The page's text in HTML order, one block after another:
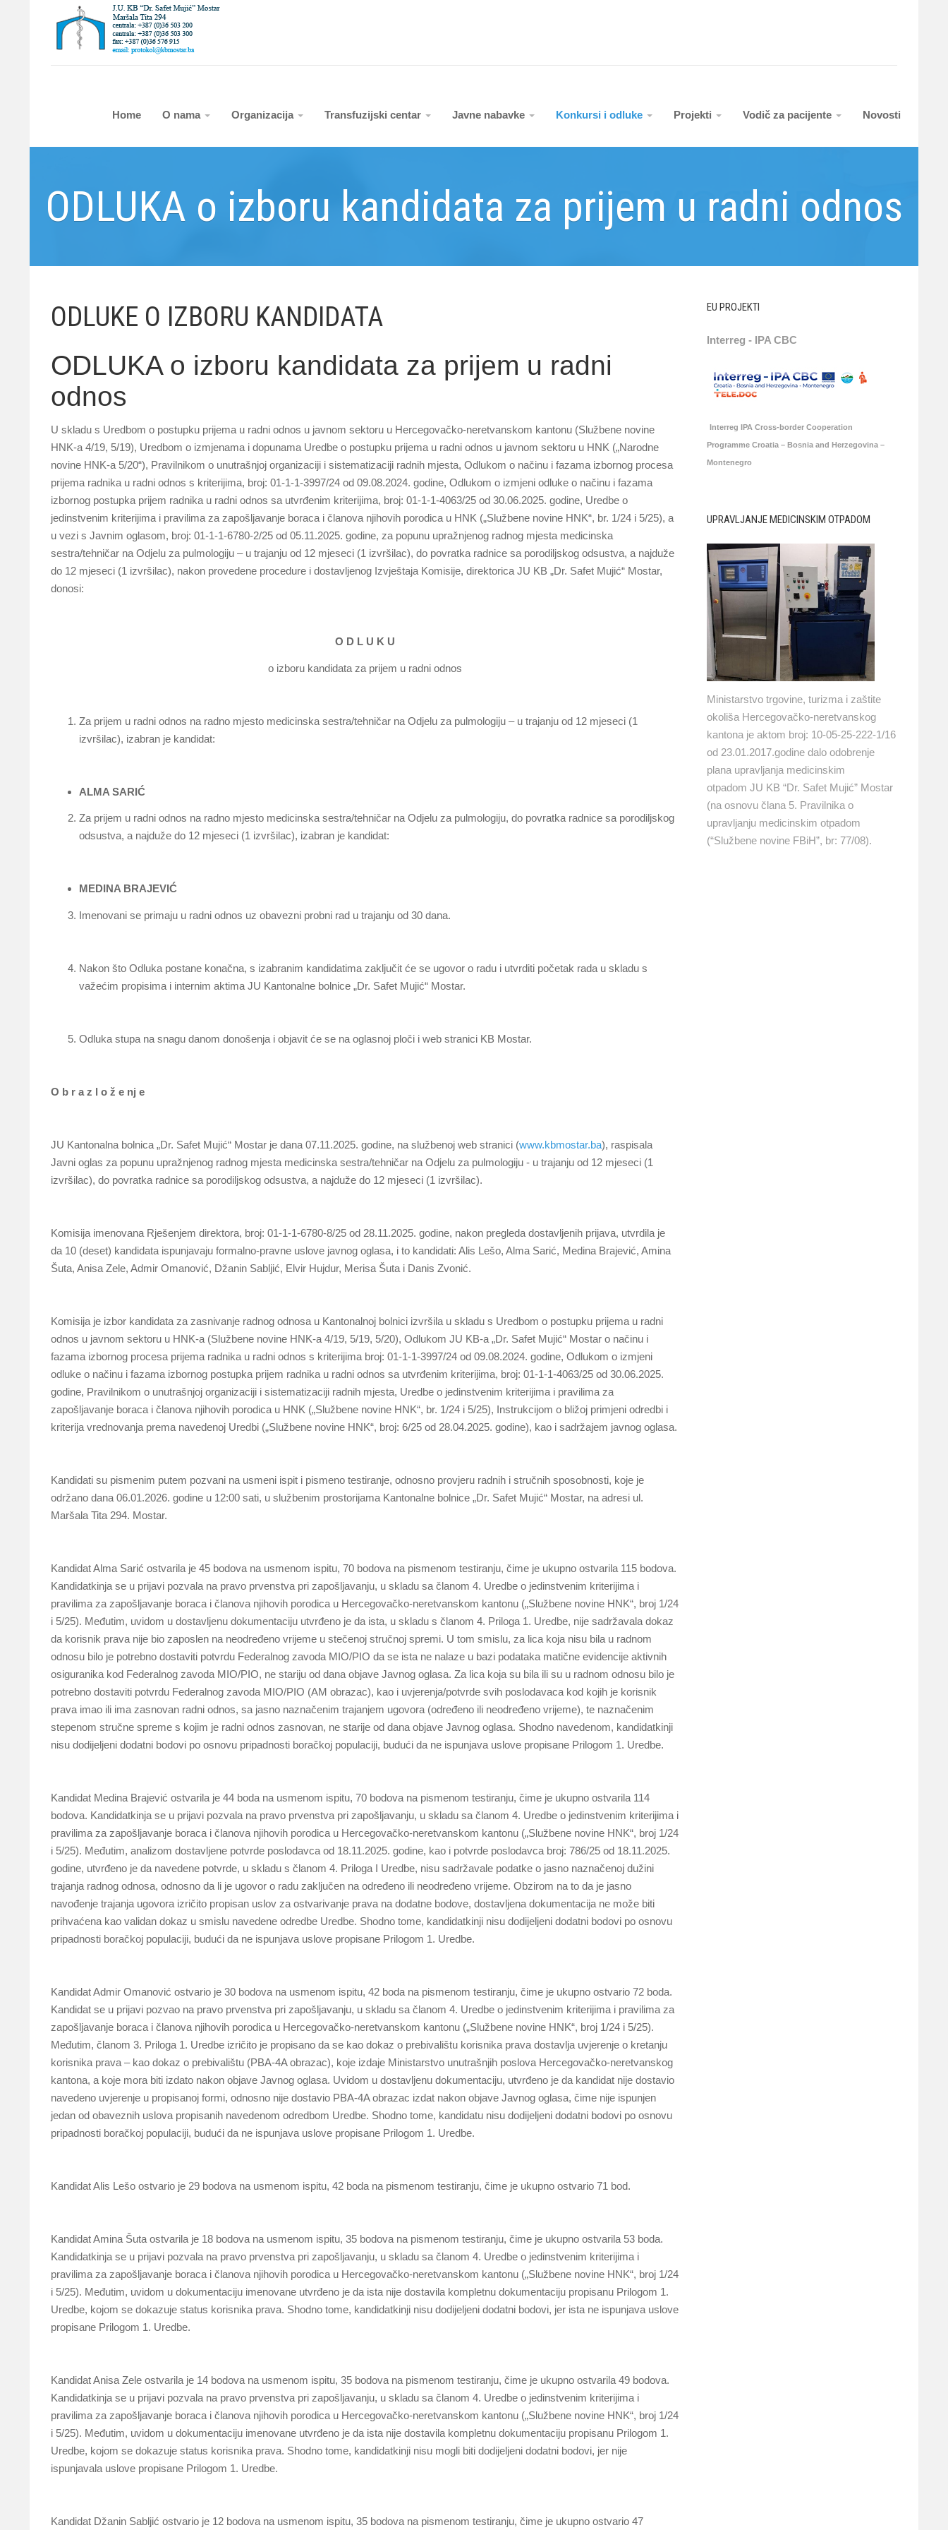
Home O nama Organizacija Transfuzijski centar Javne nabavke Konkursi i odluke Projekti Vodič za pacijente Novosti
ODLUKA o izboru kandidata za prijem u radni odnos
ODLUKE O IZBORU KANDIDATA
ODLUKA o izboru kandidata za prijem u radni
odnos
U skladu s Uredbom o postupku prijema u radni odnos u javnom sektoru u Hercegovačko-neretvanskom kantonu (Službene novine
HNK-a 4/19, 5/19), Uredbom o izmjenama i dopunama Uredbe o postupku prijema u radni odnos u javnom sektoru u HNK („Narodne
novine HNK-a 5/20“), Pravilnikom o unutrašnjoj organizaciji i sistematizaciji radnih mjesta, Odlukom o načinu i fazama izbornog procesa
prijema radnika u radni odnos s kriterijima, broj: 01-1-1-3997/24 od 09.08.2024. godine, Odlukom o izmjeni odluke o načinu i fazama
izbornog postupka prijem radnika u radni odnos sa utvrđenim kriterijima, broj: 01-1-1-4063/25 od 30.06.2025. godine, Uredbe o
jedinstvenim kriterijima i pravilima za zapošljavanje boraca i članova njihovih porodica u HNK („Službene novine HNK“, br. 1/24 i 5/25), a
u vezi s Javnim oglasom, broj: 01-1-1-6780-2/25 od 05.11.2025. godine, za popunu upražnjenog radnog mjesta medicinska
sestra/tehničar na Odjelu za pulmologiju – u trajanju od 12 mjeseci (1 izvršilac), do povratka radnice sa porodiljskog odsustva, a najduže
do 12 mjeseci (1 izvršilac), nakon provedene procedure i dostavljenog Izvještaja Komisije, direktorica JU KB „Dr. Safet Mujić“ Mostar,
donosi:
O D L U K U
o izboru kandidata za prijem u radni odnos
Za prijem u radni odnos na radno mjesto medicinska sestra/tehničar na Odjelu za pulmologiju – u trajanju od 12 mjeseci (1
izvršilac), izabran je kandidat:
ALMA SARIĆ
Za prijem u radni odnos na radno mjesto medicinska sestra/tehničar na Odjelu za pulmologiju, do povratka radnice sa porodiljskog
odsustva, a najduže do 12 mjeseci (1 izvršilac), izabran je kandidat:
MEDINA BRAJEVIĆ
Imenovani se primaju u radni odnos uz obavezni probni rad u trajanju od 30 dana.
Nakon što Odluka postane konačna, s izabranim kandidatima zaključit će se ugovor o radu i utvrditi početak rada u skladu s
važećim propisima i internim aktima JU Kantonalne bolnice „Dr. Safet Mujić“ Mostar.
Odluka stupa na snagu danom donošenja i objavit će se na oglasnoj ploči i web stranici KB Mostar.
O b r a z l o ž e nj e
JU Kantonalna bolnica „Dr. Safet Mujić“ Mostar je dana 07.11.2025. godine, na službenoj web stranici (www.kbmostar.ba), raspisala
Javni oglas za popunu upražnjenog radnog mjesta medicinska sestra/tehničar na Odjelu za pulmologiju - u trajanju od 12 mjeseci (1
izvršilac), do povratka radnice sa porodiljskog odsustva, a najduže do 12 mjeseci (1 izvršilac).
Komisija imenovana Rješenjem direktora, broj: 01-1-1-6780-8/25 od 28.11.2025. godine, nakon pregleda dostavljenih prijava, utvrdila je
da 10 (deset) kandidata ispunjavaju formalno-pravne uslove javnog oglasa, i to kandidati: Alis Lešo, Alma Sarić, Medina Brajević, Amina
Šuta, Anisa Zele, Admir Omanović, Džanin Sabljić, Elvir Hujdur, Merisa Šuta i Danis Zvonić.
Komisija je izbor kandidata za zasnivanje radnog odnosa u Kantonalnoj bolnici izvršila u skladu s Uredbom o postupku prijema u radni
odnos u javnom sektoru u HNK-a (Službene novine HNK-a 4/19, 5/19, 5/20), Odlukom JU KB-a „Dr. Safet Mujić“ Mostar o načinu i
fazama izbornog procesa prijema radnika u radni odnos s kriterijima broj: 01-1-1-3997/24 od 09.08.2024. godine, Odlukom o izmjeni
odluke o načinu i fazama izbornog postupka prijem radnika u radni odnos sa utvrđenim kriterijima, broj: 01-1-1-4063/25 od 30.06.2025.
godine, Pravilnikom o unutrašnjoj organizaciji i sistematizaciji radnih mjesta, Uredbe o jedinstvenim kriterijima i pravilima za
zapošljavanje boraca i članova njihovih porodica u HNK („Službene novine HNK“, br. 1/24 i 5/25), Instrukcijom o bližoj primjeni odredbi i
kriterija vrednovanja prema navedenoj Uredbi („Službene novine HNK“, broj: 6/25 od 28.04.2025. godine), kao i sadržajem javnog oglasa.
Kandidati su pismenim putem pozvani na usmeni ispit i pismeno testiranje, odnosno provjeru radnih i stručnih sposobnosti, koje je
održano dana 06.01.2026. godine u 12:00 sati, u službenim prostorijama Kantonalne bolnice „Dr. Safet Mujić“ Mostar, na adresi ul.
Maršala Tita 294. Mostar.
Kandidat Alma Sarić ostvarila je 45 bodova na usmenom ispitu, 70 bodova na pismenom testiranju, čime je ukupno ostvarila 115 bodova.
Kandidatkinja se u prijavi pozvala na pravo prvenstva pri zapošljavanju, u skladu sa članom 4. Uredbe o jedinstvenim kriterijima i
pravilima za zapošljavanje boraca i članova njihovih porodica u Hercegovačko-neretvanskom kantonu („Službene novine HNK“, broj 1/24
i 5/25). Međutim, uvidom u dostavljenu dokumentaciju utvrđeno je da ista, u skladu s članom 4. Priloga 1. Uredbe, nije sadržavala dokaz
da korisnik prava nije bio zaposlen na neodređeno vrijeme u stečenoj stručnoj spremi. U tom smislu, za lica koja nisu bila u radnom
odnosu bilo je potrebno dostaviti potvrdu Federalnog zavoda MIO/PIO da se ista ne nalaze u bazi podataka matične evidencije aktivnih
osiguranika kod Federalnog zavoda MIO/PIO, ne stariju od dana objave Javnog oglasa. Za lica koja su bila ili su u radnom odnosu bilo je
potrebno dostaviti potvrdu Federalnog zavoda MIO/PIO (AM obrazac), kao i uvjerenja/potvrde svih poslodavaca kod kojih je korisnik
prava imao ili ima zasnovan radni odnos, sa jasno naznačenim trajanjem ugovora (određeno ili neodređeno vrijeme), te naznačenim
stepenom stručne spreme s kojim je radni odnos zasnovan, ne starije od dana objave Javnog oglasa. Shodno navedenom, kandidatkinji
nisu dodijeljeni dodatni bodovi po osnovu pripadnosti boračkoj populaciji, budući da ne ispunjava uslove propisane Prilogom 1. Uredbe.
Kandidat Medina Brajević ostvarila je 44 boda na usmenom ispitu, 70 bodova na pismenom testiranju, čime je ukupno ostvarila 114
bodova. Kandidatkinja se u prijavi pozvala na pravo prvenstva pri zapošljavanju, u skladu sa članom 4. Uredbe o jedinstvenim kriterijima i
pravilima za zapošljavanje boraca i članova njihovih porodica u Hercegovačko-neretvanskom kantonu („Službene novine HNK“, broj 1/24
i 5/25). Međutim, analizom dostavljene potvrde poslodavca od 18.11.2025. godine, kao i potvrde poslodavca broj: 786/25 od 18.11.2025.
godine, utvrđeno je da navedene potvrde, u skladu s članom 4. Priloga I Uredbe, nisu sadržavale podatke o jasno naznačenoj dužini
trajanja radnog odnosa, odnosno da li je ugovor o radu zaključen na određeno ili neodređeno vrijeme. Obzirom na to da je jasno
navođenje trajanja ugovora izričito propisan uslov za ostvarivanje prava na dodatne bodove, dostavljena dokumentacija ne može biti
prihvaćena kao validan dokaz u smislu navedene odredbe Uredbe. Shodno tome, kandidatkinji nisu dodijeljeni dodatni bodovi po osnovu
pripadnosti boračkoj populaciji, budući da ne ispunjava uslove propisane Prilogom 1. Uredbe.
Kandidat Admir Omanović ostvario je 30 bodova na usmenom ispitu, 42 boda na pismenom testiranju, čime je ukupno ostvario 72 boda.
Kandidat se u prijavi pozvao na pravo prvenstva pri zapošljavanju, u skladu sa članom 4. Uredbe o jedinstvenim kriterijima i pravilima za
zapošljavanje boraca i članova njihovih porodica u Hercegovačko-neretvanskom kantonu („Službene novine HNK“, broj 1/24 i 5/25).
Međutim, članom 3. Priloga 1. Uredbe izričito je propisano da se kao dokaz o prebivalištu korisnika prava dostavlja uvjerenje o kretanju
korisnika prava – kao dokaz o prebivalištu (PBA-4A obrazac), koje izdaje Ministarstvo unutrašnjih poslova Hercegovačko-neretvanskog
kantona, a koje mora biti izdato nakon objave Javnog oglasa. Uvidom u dostavljenu dokumentaciju, utvrđeno je da kandidat nije dostavio
navedeno uvjerenje u propisanoj formi, odnosno nije dostavio PBA-4A obrazac izdat nakon objave Javnog oglasa, čime nije ispunjen
jedan od obaveznih uslova propisanih navedenom odredbom Uredbe. Shodno tome, kandidatu nisu dodijeljeni dodatni bodovi po osnovu
pripadnosti boračkoj populaciji, budući da ne ispunjava uslove propisane Prilogom 1. Uredbe.
Kandidat Alis Lešo ostvario je 29 bodova na usmenom ispitu, 42 boda na pismenom testiranju, čime je ukupno ostvario 71 bod.
Kandidat Amina Šuta ostvarila je 18 bodova na usmenom ispitu, 35 bodova na pismenom testiranju, čime je ukupno ostvarila 53 boda.
Kandidatkinja se u prijavi pozvala na pravo prvenstva pri zapošljavanju, u skladu sa članom 4. Uredbe o jedinstvenim kriterijima i
pravilima za zapošljavanje boraca i članova njihovih porodica u Hercegovačko-neretvanskom kantonu („Službene novine HNK“, broj 1/24
i 5/25). Međutim, uvidom u dokumentaciju imenovane utvrđeno je da ista nije dostavila kompletnu dokumentaciju propisanu Prilogom 1.
Uredbe, kojom se dokazuje status korisnika prava. Shodno tome, kandidatkinji nisu dodijeljeni dodatni bodovi, jer ista ne ispunjava uslove
propisane Prilogom 1. Uredbe.
Kandidat Anisa Zele ostvarila je 14 bodova na usmenom ispitu, 35 bodova na pismenom testiranju, čime je ukupno ostvarila 49 bodova.
Kandidatkinja se u prijavi pozvala na pravo prvenstva pri zapošljavanju, u skladu sa članom 4. Uredbe o jedinstvenim kriterijima i
pravilima za zapošljavanje boraca i članova njihovih porodica u Hercegovačko-neretvanskom kantonu („Službene novine HNK“, broj 1/24
i 5/25). Međutim, uvidom u dokumentaciju imenovane utvrđeno je da ista nije dostavila kompletnu dokumentaciju propisanu Prilogom 1.
Uredbe, kojom se dokazuje status korisnika prava. Shodno tome, kandidatkinji nisu mogli biti dodijeljeni dodatni bodovi, jer nije
ispunjavala uslove propisane Prilogom 1. Uredbe.
Kandidat Džanin Sabljić ostvario je 12 bodova na usmenom ispitu, 35 bodova na pismenom testiranju, čime je ukupno ostvario 47
EU PROJEKTI
Interreg - IPA CBC
Interreg IPA Cross-border Cooperation
Programme Croatia – Bosnia and Herzegovina –
Montenegro
UPRAVLJANJE MEDICINSKIM OTPADOM
Ministarstvo trgovine, turizma i zaštite
okoliša Hercegovačko-neretvanskog
kantona je aktom broj: 10-05-25-222-1/16
od 23.01.2017.godine dalo odobrenje
plana upravljanja medicinskim
otpadom JU KB “Dr. Safet Mujić” Mostar
(na osnovu člana 5. Pravilnika o
upravljanju medicinskim otpadom
(“Službene novine FBiH”, br: 77/08).